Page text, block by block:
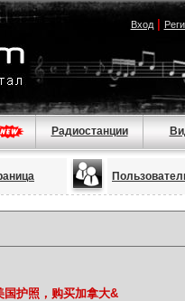
Вход|
Радиостанции
护照，购买加拿大&